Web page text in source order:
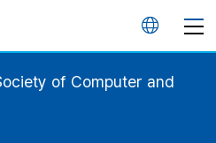
언
of Computer and